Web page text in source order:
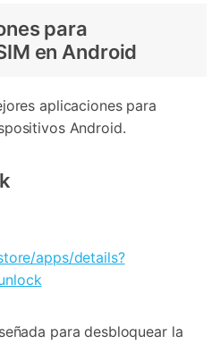
para
en Android
aplicaciones para
Android.
apps/details?
para desbloquear la